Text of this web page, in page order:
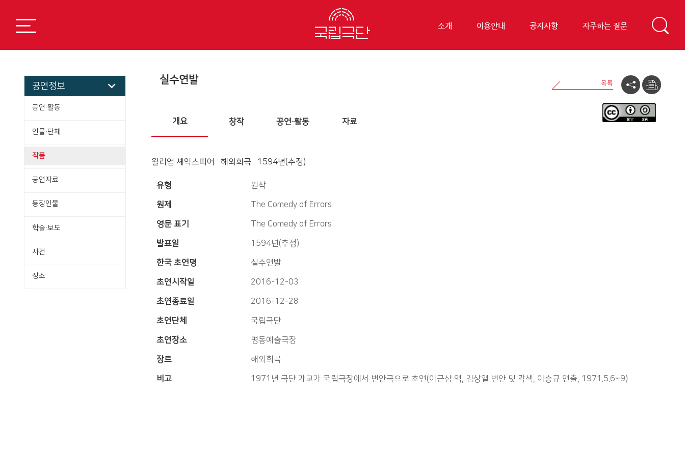
소개 이용안내 공지사항 자주하는 질문
공연정보
공연·활동
인물·단체
작품
공연자료
등장인물
학술·보도
사건
장소
실수연발
개요 창작 공연·활동 자료
윌리엄 셰익스피어 해외희곡 1594년(추정)
유형 원작
원제 The Comedy of Errors
영문 표기 The Comedy of Errors
발표일 1594년(추정)
한국 초연명 실수연발
초연시작일 2016-12-03
초연종료일 2016-12-28
초연단체 국립극단
초연장소 명동예술극장
장르 해외희곡
비고 1971년 극단 가교가 국립극장에서 번안극으로 초연(이근삼 역, 김상열 번안 및 각색, 이승규 연출, 1971.5.6~9)